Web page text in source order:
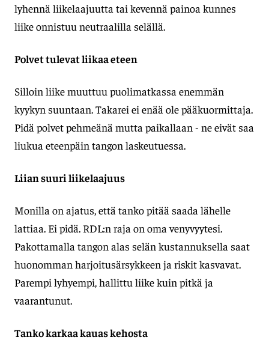
lyhennä liikelaajuutta tai kevennä painoa kunnes
liike onnistuu neutraalilla selällä.
Polvet tulevat liikaa eteen
Silloin liike muuttuu puolimatkassa enemmän
kyykyn suuntaan. Takarei ei enää ole pääkuormittaja.
Pidä polvet pehmeänä mutta paikallaan - ne eivät saa
liukua eteenpäin tangon laskeutuessa.
Liian suuri liikelaajuus
Monilla on ajatus, että tanko pitää saada lähelle
lattiaa. Ei pidä. RDL:n raja on oma venyvyytesi.
Pakottamalla tangon alas selän kustannuksella saat
huonomman harjoitusärsykkeen ja riskit kasvavat.
Parempi lyhyempi, hallittu liike kuin pitkä ja
vaarantunut.
Tanko karkaa kauas kehosta